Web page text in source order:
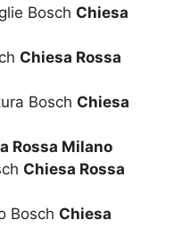
Bosch Chiesa
Chiesa Rossa
Bosch Chiesa
Rossa Milano
Chiesa Rossa
Bosch Chiesa